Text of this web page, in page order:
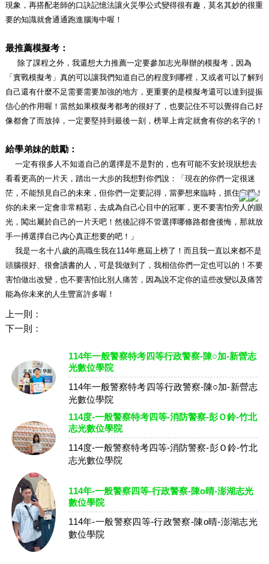
現象，再搭配老師的口訣記憶法讓火災學公式變得很有趣，莫名其妙的很重
要的知識就會通通跑進腦海中喔！
最推薦模擬考：
除了課程之外，我還想大力推薦一定要參加志光舉辦的模擬考，因為
「實戰模擬考」真的可以讓我們知道自己的程度到哪裡，又或者可以了解到
自己還有什麼不足需要需要加強的地方，更重要的是模擬考還可以達到提振
信心的作用喔！當然如果模擬考都考的很好了，也要記住不可以覺得自己好
像都會了而放掉，一定要堅持到最後一刻，榜單上肯定就會有你的名字的！
給學弟妹的鼓勵：
一定有很多人不知道自己的選擇是不是對的，也有可能不安於現狀想去
看看更高的一片天，踏出一大步的我想對你們說：「現在的你們一定很迷
茫，不能預見自己的未來，但你們一定要記得，當夢想來臨時，抓住它吧！
你的未來一定會非常精彩，去成為自己心目中的冠軍，更不要害怕旁人的眼
光，闖出屬於自己的一片天吧！然後記得不管選擇哪條路都會後悔，那就放
手一搏選擇自己內心真正想要的吧！」
我是一名十八歲的高職生我在114年應屆上榜了！而且我一直以來都不是
頭腦很好、很會讀書的人，可是我做到了，我相信你們一定也可以的！不要
害怕做出改變，也不要害怕比別人痛苦，因為說不定你的這些改變以及痛苦
能為你未來的人生豐富許多喔！
上一則：
下一則：
114年一般警察特考四等行政警察-陳○加-新營志
光數位學院
114年一般警察特考四等行政警察-陳○加-新營志
光數位學院
114度-一般警察特考四等-消防警察-彭Ｏ鈴-竹北
志光數位學院
114度-一般警察特考四等-消防警察-彭Ｏ鈴-竹北
志光數位學院
114年-一般警察四等-行政警察-陳o晴-澎湖志光
數位學院
114年-一般警察四等-行政警察-陳o晴-澎湖志光
數位學院